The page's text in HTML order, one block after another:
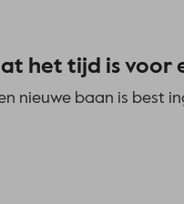
het tijd is voor
nieuwe baan is best